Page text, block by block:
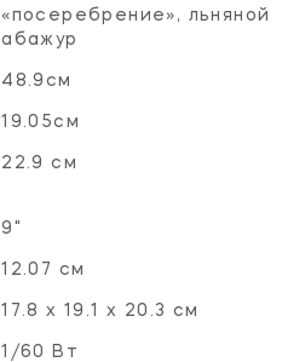
«посеребрение», льняной
абажур
48.9см
19.05см
22.9 см
9"
12.07 см
17.8 x 19.1 x 20.3 см
1/60 Вт